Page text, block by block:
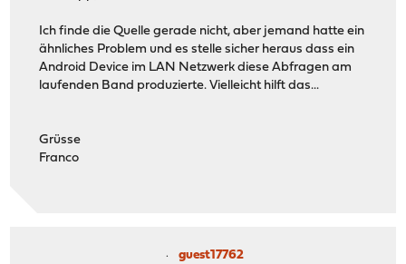
Ich finde die Quelle gerade nicht, aber jemand hatte ein
ähnliches Problem und es stelle sicher heraus dass ein
Android Device im LAN Netzwerk diese Abfragen am
laufenden Band produzierte. Vielleicht hilft das...
Grüsse
Franco
guest17762